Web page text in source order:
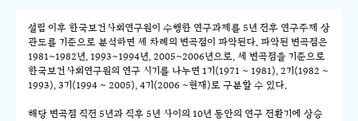
설립 이후 한국보건사회연구원이 수행한 연구과제를 5년 전후 연구주제 상
관도를 기준으로 분석하면 세 차례의 변곡점이 파악된다. 파악된 변곡점은
1981~1982년, 1993~1994년, 2005~2006년으로, 세 변곡점을 기준으로
한국보건사회연구원의 연구 시기를 나누면 1기(1971 ~ 1981), 2기(1982 ~
1993), 3기(1994 ~ 2005), 4기(2006 ~현재)로 구분할 수 있다.
해당 변곡점 직전 5년과 직후 5년 사이의 10년 동안의 연구 전환기에 상승